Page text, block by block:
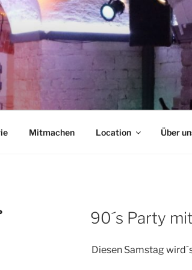
Mitmachen Location Über
90´s Party
Diesen Samstag